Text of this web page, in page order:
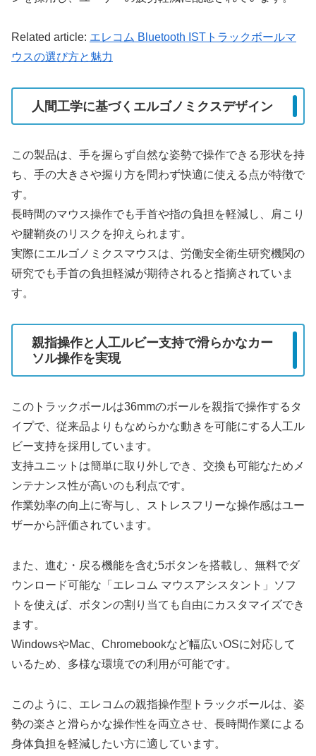
Related article: エレコム Bluetooth ISTトラックボールマ
ウスの選び方と魅力
人間工学に基づくエルゴノミクスデザイン
この製品は、手を握らず自然な姿勢で操作できる形状を持
ち、手の大きさや握り方を問わず快適に使える点が特徴で
す。
長時間のマウス操作でも手首や指の負担を軽減し、肩こり
や腱鞘炎のリスクを抑えられます。
実際にエルゴノミクスマウスは、労働安全衛生研究機関の
研究でも手首の負担軽減が期待されると指摘されていま
す。
親指操作と人工ルビー支持で滑らかなカー
ソル操作を実現
このトラックボールは36mmのボールを親指で操作するタ
イプで、従来品よりもなめらかな動きを可能にする人工ル
ビー支持を採用しています。
支持ユニットは簡単に取り外しでき、交換も可能なためメ
ンテナンス性が高いのも利点です。
作業効率の向上に寄与し、ストレスフリーな操作感はユー
ザーから評価されています。
また、進む・戻る機能を含む5ボタンを搭載し、無料でダ
ウンロード可能な「エレコム マウスアシスタント」ソフ
トを使えば、ボタンの割り当ても自由にカスタマイズでき
ます。
WindowsやMac、Chromebookなど幅広いOSに対応して
いるため、多様な環境での利用が可能です。
このように、エレコムの親指操作型トラックボールは、姿
勢の楽さと滑らかな操作性を両立させ、長時間作業による
身体負担を軽減したい方に適しています。